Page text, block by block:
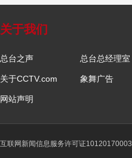
关于我们
总台之声 总台总经理室
关于CCTV.com 象舞广告
网站声明
互联网新闻信息服务许可证10120170003